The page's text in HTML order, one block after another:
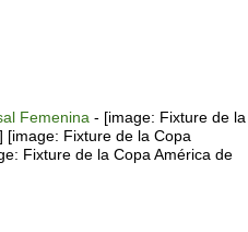
Femenina - [image: Fixture de la
[image: Fixture de la Copa
Fixture de la Copa América de